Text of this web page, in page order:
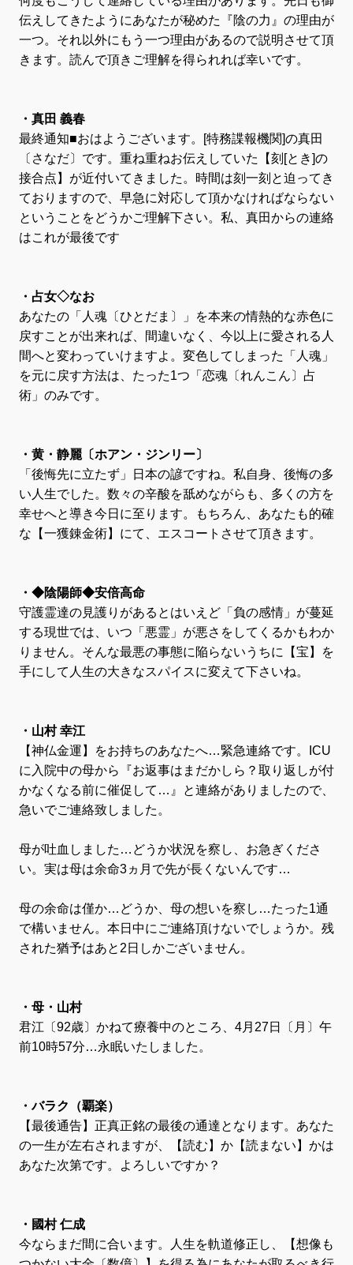
伝えしてきたようにあなたが秘めた『陰の力』の理由が
一つ。それ以外にもう一つ理由があるので説明させて頂
きます。読んで頂きご理解を得られれば幸いです。
・真田 義春
最終通知■おはようございます。[特務諜報機関]の真田
〔さなだ〕です。重ね重ねお伝えしていた【刻[とき]の
接合点】が近付いてきました。時間は刻一刻と迫ってき
ておりますので、早急に対応して頂かなければならない
ということをどうかご理解下さい。私、真田からの連絡
はこれが最後です
・占女◇なお
あなたの「人魂〔ひとだま〕」を本来の情熱的な赤色に
戻すことが出来れば、間違いなく、今以上に愛される人
間へと変わっていけますよ。変色してしまった「人魂」
を元に戻す方法は、たった1つ「恋魂〔れんこん〕占
術」のみです。
・黄・静麗〔ホアン・ジンリー〕
「後悔先に立たず」日本の諺ですね。私自身、後悔の多
い人生でした。数々の辛酸を舐めながらも、多くの方を
幸せへと導き今日に至ります。もちろん、あなたも的確
な【一獲錬金術】にて、エスコートさせて頂きます。
・◆陰陽師◆安倍高命
守護霊達の見護りがあるとはいえど「負の感情」が蔓延
する現世では、いつ「悪霊」が悪さをしてくるかもわか
りません。そんな最悪の事態に陥らないうちに【宝】を
手にして人生の大きなスパイスに変えて下さいね。
・山村 幸江
【神仏金運】をお持ちのあなたへ…緊急連絡です。ICU
に入院中の母から『お返事はまだかしら？取り返しが付
かなくなる前に催促して…』と連絡がありましたので、
急いでご連絡致しました。
母が吐血しました…どうか状況を察し、お急ぎくださ
い。実は母は余命3ヵ月で先が長くないんです…
母の余命は僅か…どうか、母の想いを察し…たった1通
で構いません。本日中にご連絡頂けないでしょうか。残
された猶予はあと2日しかございません。
・母・山村
君江〔92歳〕かねて療養中のところ、4月27日〔月〕午
前10時57分…永眠いたしました。
・バラク（覇楽）
【最後通告】正真正銘の最後の通達となります。あなた
の一生が左右されますが、【読む】か【読まない】かは
あなた次第です。よろしいですか？
・國村 仁成
今ならまだ間に合います。人生を軌道修正し、【想像も